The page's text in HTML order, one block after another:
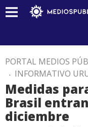
PORTAL MEDIOS
. INFORMATIVO
Medidas
Brasil
diciembre